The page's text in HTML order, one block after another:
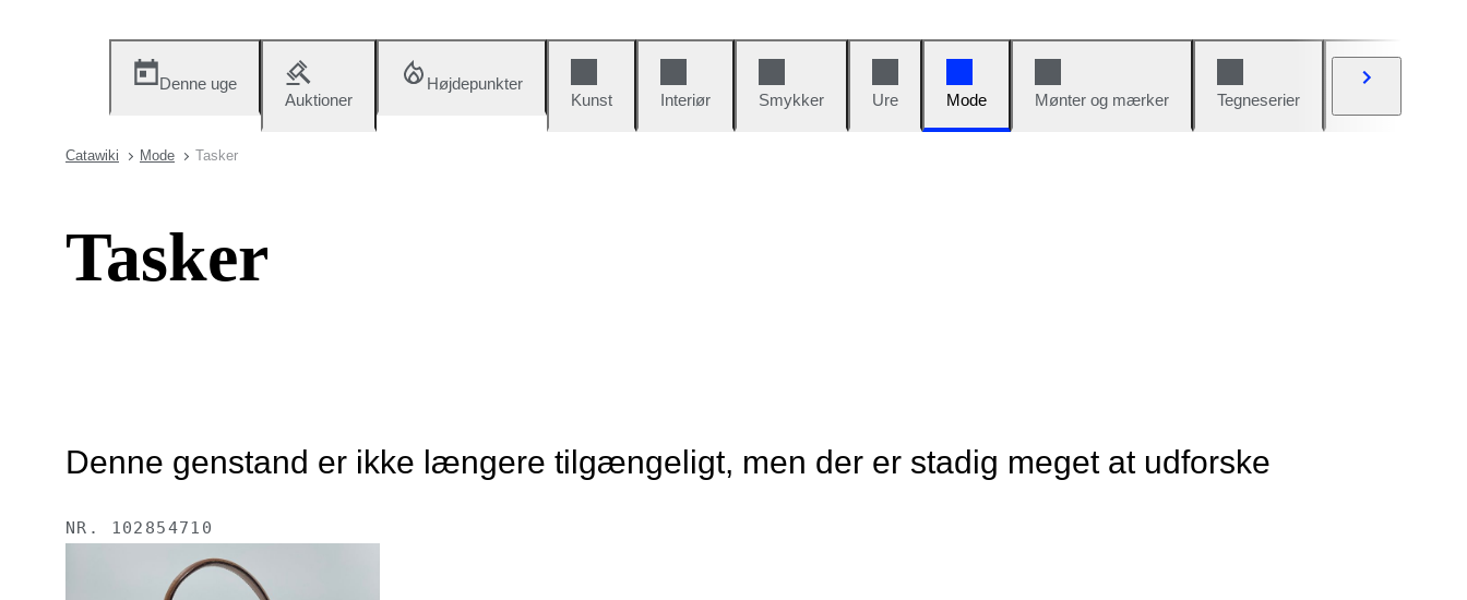
Denne uge
Auktioner
Højdepunkter
Kunst
Interiør Smykker Ure Mode Mønter og mærker Tegneserier
Catawiki Mode Tasker
Tasker
Denne genstand er ikke længere tilgængeligt, men der er stadig meget at udforske
NR. 102854710